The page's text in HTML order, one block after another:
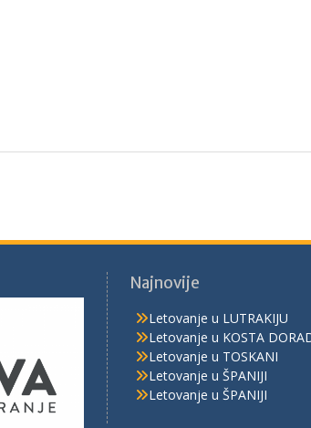
Najnovije
Letovanje u LUTRAKIJU
Letovanje u KOSTA
Letovanje u TOSKANI
Letovanje u ŠPANIJI
Letovanje u ŠPANIJI